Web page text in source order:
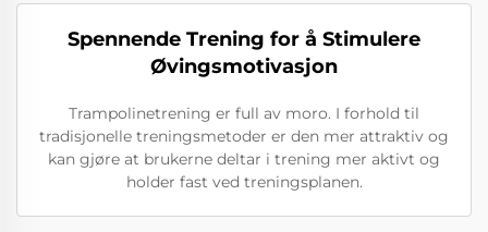
Spennende Trening for å Stimulere
Øvingsmotivasjon
Trampolinetrening er full av moro. I forhold til
tradisjonelle treningsmetoder er den mer attraktiv og
kan gjøre at brukerne deltar i trening mer aktivt og
holder fast ved treningsplanen.